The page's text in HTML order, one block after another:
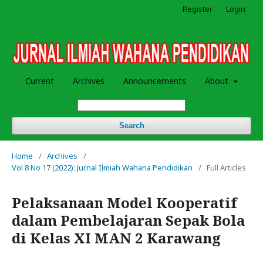
Current Archives Announcements About
Search
Register Login
Home / Archives
/
Vol 8 No 17 (2022): Jurnal Ilmiah Wahana Pendidikan
/ Full Articles
Pelaksanaan Model Kooperatif
dalam Pembelajaran Sepak Bola
di Kelas XI MAN 2 Karawang